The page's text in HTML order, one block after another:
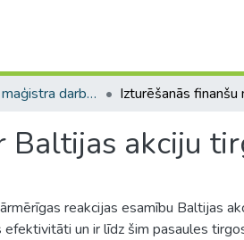
Bakalaura un maģistra darbi (ESZF) / Bachelor's and Master's theses
Baltijas akciju
reakcijas esamību Baltijas
un ir līdz šim pasaules